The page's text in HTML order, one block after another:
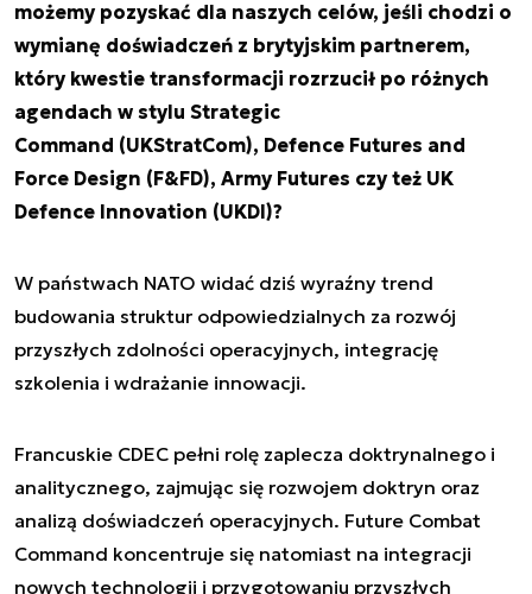
możemy pozyskać dla naszych celów, jeśli chodzi o
wymianę doświadczeń z brytyjskim partnerem,
który kwestie transformacji rozrzucił po różnych
agendach w stylu Strategic
Command (UKStratCom), Defence Futures and
Force Design (F&FD), Army Futures czy też UK
Defence Innovation (UKDI)?
W państwach NATO widać dziś wyraźny trend
budowania struktur odpowiedzialnych za rozwój
przyszłych zdolności operacyjnych, integrację
szkolenia i wdrażanie innowacji.
Francuskie CDEC pełni rolę zaplecza doktrynalnego i
analitycznego, zajmując się rozwojem doktryn oraz
analizą doświadczeń operacyjnych. Future Combat
Command koncentruje się natomiast na integracji
nowych technologii i przygotowaniu przyszłych